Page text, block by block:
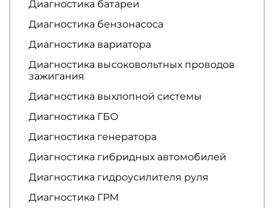
Диагностика батареи
Диагностика бензонасоса
Диагностика вариатора
Диагностика высоковольтных проводов
зажигания
Диагностика выхлопной системы
Диагностика ГБО
Диагностика генератора
Диагностика гибридных автомобилей
Диагностика гидроусилителя руля
Диагностика ГРМ